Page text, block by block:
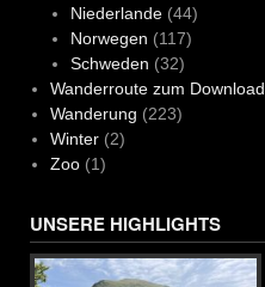
Niederlande(44)
Norwegen (117)
Schweden (32)
Wanderroute zum Download
Wanderung (223)
Winter(2)
Zoo(1)
UNSERE HIGHLIGHTS